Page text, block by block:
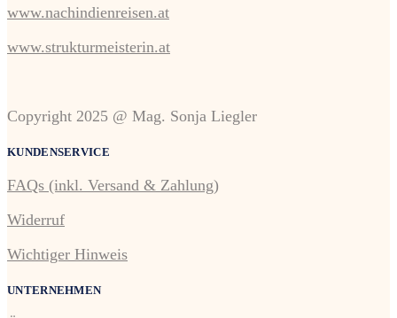
www.nachindienreisen.at
www.strukturmeisterin.at
Copyright 2025 @ Mag. Sonja Liegler
KUNDENSERVICE
FAQs (inkl. Versand & Zahlung)
Widerruf
Wichtiger Hinweis
UNTERNEHMEN